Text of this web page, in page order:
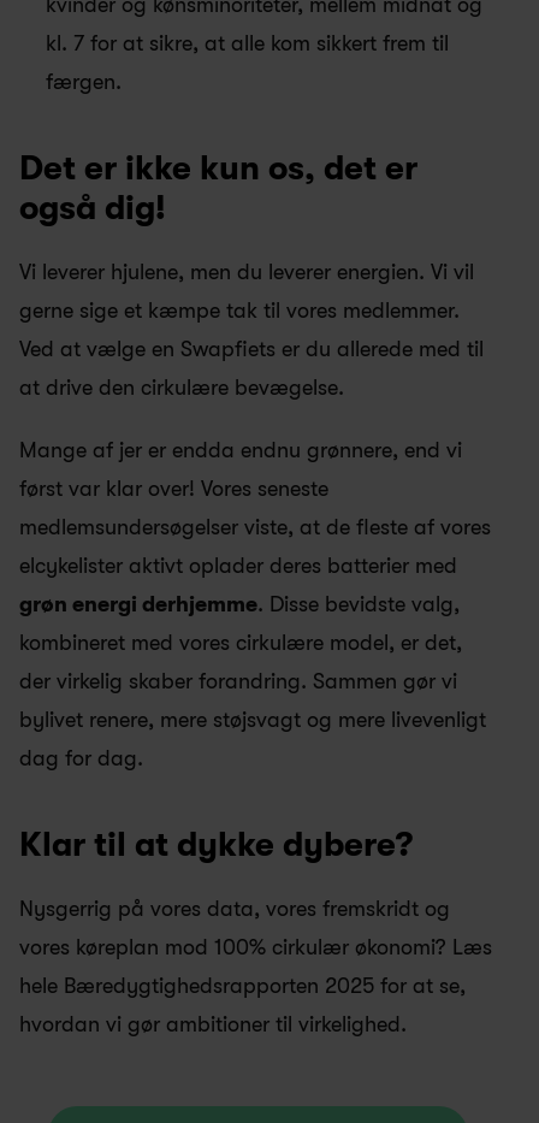
kvinder og kønsminoriteter, mellem midnat og
kl. 7 for at sikre, at alle kom sikkert frem til
færgen.
Det er ikke kun os, det er
også dig!
Vi leverer hjulene, men du leverer energien. Vi vil
gerne sige et kæmpe tak til vores medlemmer.
Ved at vælge en Swapfiets er du allerede med til
at drive den cirkulære bevægelse.
Mange af jer er endda endnu grønnere, end vi
først var klar over! Vores seneste
medlemsundersøgelser viste, at de fleste af vores
grøn energi derhjemme. Disse bevidste valg,
kombineret med vores cirkulære model, er det,
der virkelig skaber forandring. Sammen gør vi
bylivet renere, mere støjsvagt og mere livevenligt
dag for dag.
Klar til at dykke dybere?
Nysgerrig på vores data, vores fremskridt og
vores køreplan mod 100% cirkulær økonomi? Læs
hele Bæredygtighedsrapporten 2025 for at se,
hvordan vi gør ambitioner til virkelighed.